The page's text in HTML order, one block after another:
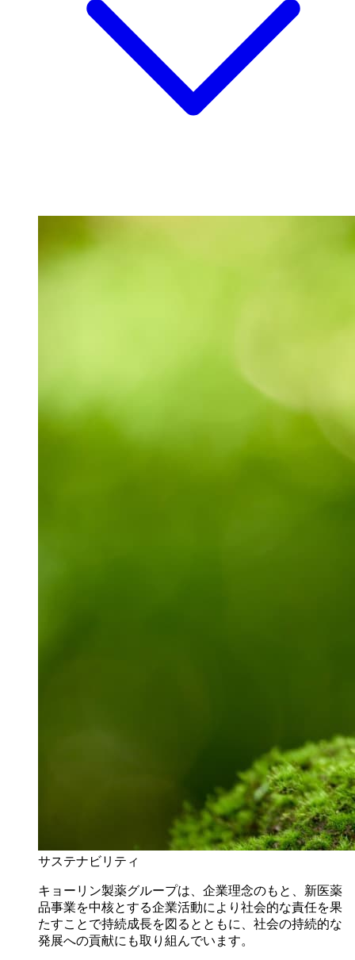
サステナビリティ
キョーリン製薬グループは、企業理念のもと、新医薬
品事業を中核とする企業活動により社会的な責任を果
たすことで持続成長を図るとともに、社会の持続的な
発展への貢献にも取り組んでいます。